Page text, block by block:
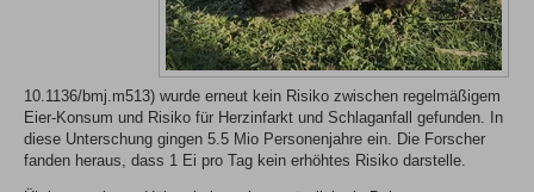
10.1136/bmj.m513) wurde erneut kein Risiko zwischen regelmäßigem
Eier-Konsum und Risiko für Herzinfarkt und Schlaganfall gefunden. In
diese Unterschung gingen 5.5 Mio Personenjahre ein. Die Forscher
fanden heraus, dass 1 Ei pro Tag kein erhöhtes Risiko darstelle.